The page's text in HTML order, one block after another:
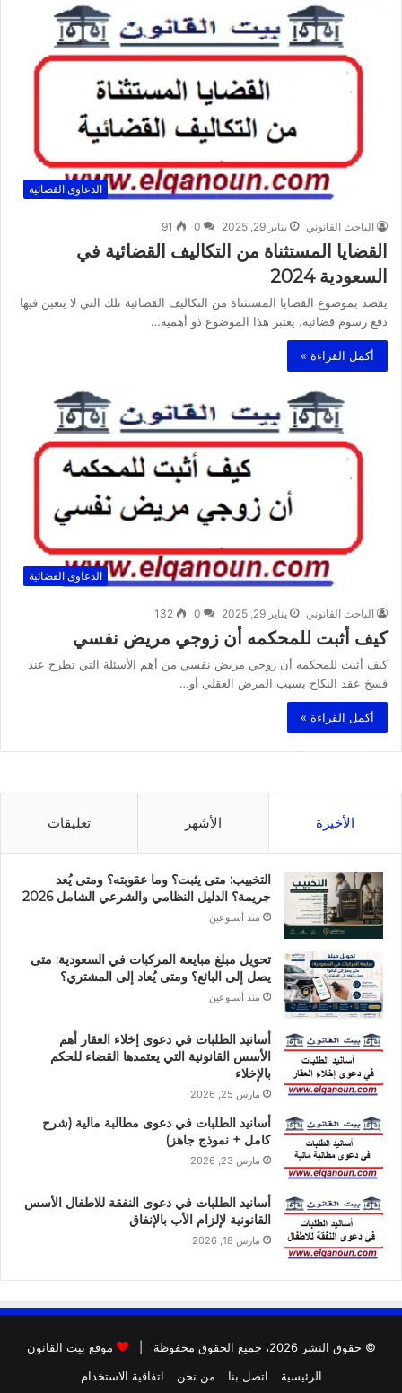
الدعاوى القضائية
الباحث القانوني يناير 29, 2025 0
91
القضايا المستثناة من التكاليف القضائية في
السعودية 2024
يقصد بموضوع القضايا المستثناة من التكاليف القضائية تلك التي لا يتعين فيها
دفع رسوم قضائية. يعتبر هذا الموضوع ذو أهمية…
أكمل القراءة »
الدعاوى القضائية
الباحث القانوني يناير 29, 2025 0
132
كيف أثبت للمحكمه أن زوجي مريض نفسي
كيف أثبت للمحكمه أن زوجي مريض نفسي من أهم الأسئلة التي تطرح عند
فسخ عقد النكاح بسبب المرض العقلي أو…
أكمل القراءة »
الأخيرة الأشهر تعليقات
التخبيب: متى يثبت؟ وما عقوبته؟ ومتى يُعد
جريمة؟ الدليل النظامي والشرعي الشامل 2026
منذ أسبوعين
تحويل مبلغ مبايعة المركبات في السعودية: متى
يصل إلى البائع؟ ومتى يُعاد إلى المشتري؟
منذ أسبوعين
أسانيد الطلبات في دعوى إخلاء العقار أهم
الأسس القانونية التي يعتمدها القضاء للحكم
بالإخلاء
مارس 25, 2026
أسانيد الطلبات في دعوى مطالبة مالية (شرح
كامل + نموذج جاهز)
مارس 23, 2026
أسانيد الطلبات في دعوى النفقة للاطفال الأسس
القانونية لإلزام الأب بالإنفاق
مارس 18, 2026
© حقوق النشر 2026، جميع الحقوق محفوظة |
موقع بيت القانون
الرئيسية
اتصل بنا من نحن اتفاقية الاستخدام